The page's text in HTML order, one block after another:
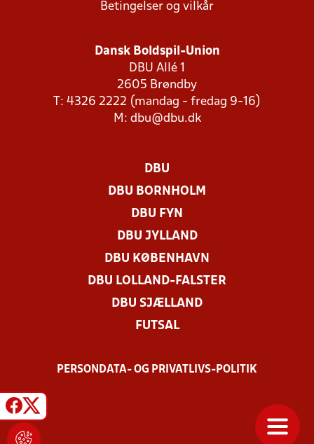
Betingelser og vilkår
Dansk Boldspil-Union
DBU Allé 1
2605 Brøndby
T: 4326 2222 (mandag - fredag 9-16)
M: dbu@dbu.dk
DBU
DBU BORNHOLM
DBU FYN
DBU JYLLAND
DBU KØBENHAVN
DBU LOLLAND-FALSTER
DBU SJÆLLAND
FUTSAL
PERSONDATA- OG PRIVATLIVS-POLITIK